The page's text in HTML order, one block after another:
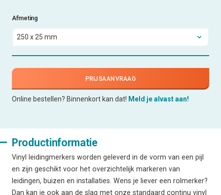
Afmeting
PRIJSAANVRAAG
Online bestellen? Binnenkort kan dat! Meld je alvast aan!
Productinformatie
Vinyl leidingmerkers worden geleverd in de vorm van een pijl
en zijn geschikt voor het overzichtelijk markeren van
leidingen, buizen en installaties. Wens je liever een rolmerker?
Dan kan je ook aan de slag met onze standaard continu vinyl